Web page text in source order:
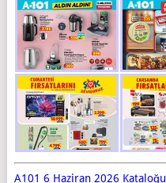
A101 6 Haziran 2026 Kataloğu